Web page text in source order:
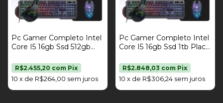
Pc Gamer Completo Intel
Core I5 16gb Ssd 512gb
4gb Kit Gamer Monitor
23" Fonte 400W Strong
Tech
10 x de R$264,00 sem juros
R$2.455,20 com Pix
Pc Gamer Completo Intel
Core I5 16gb Ssd 1tb Placa
Gamer Monitor 21,5" Fonte
400W Strong Tech
10 x de R$306,24 sem juros
R$2.848,03 com Pix